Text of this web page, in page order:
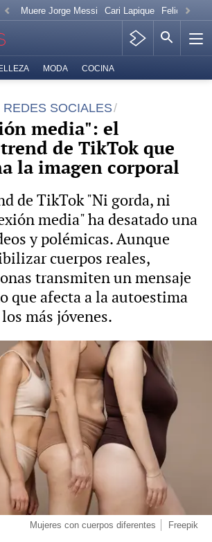
Muere Jorge Messi Cari Lapique Felicitación
MODA COCINA
SOCIALES
media": el
de TikTok que
la imagen corporal
de TikTok "Ni gorda, ni
media" ha desatado una
y polémicas. Aunque
cuerpos reales,
transmiten un mensaje
que afecta a la autoestima
más jóvenes.
Mujeres con cuerpos diferentes Freepik